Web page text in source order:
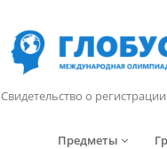
Свидетельство о
Предметы